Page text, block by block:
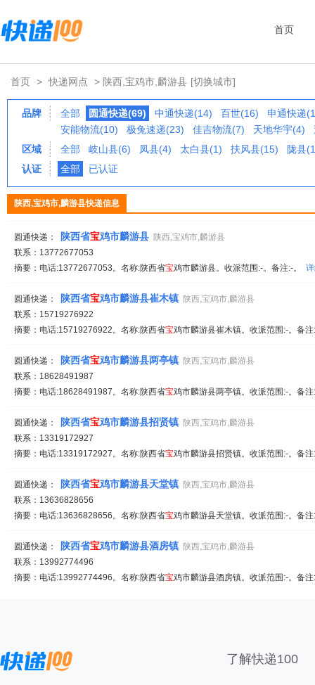
首页
首页 > 快递网点 > 陕西,宝鸡市,麟游县 [切换城市]
品牌 全部 圆通快递(69) 中通快递(14) 百世(16)
申通快递
安能物流(10)
极兔速递(23) 佳吉物流(7) 天地华宇(4)
区域
全部 岐山县(6) 凤县(4) 太白县(1) 扶风县(15)
陇县
认证
全部 已认证
陕西,宝鸡市,麟游县快递信息
圆通快递： 陕西省宝鸡市麟游县 陕西,宝鸡市,麟游县
联系：13772677053
摘要：电话:13772677053。名称:陕西省宝鸡市麟游县。收派范围:-。备注:-。
圆通快递： 陕西省宝鸡市麟游县崔木镇 陕西,宝鸡市,麟游县
联系：15719276922
摘要：电话:15719276922。名称:陕西省宝鸡市麟游县崔木镇。收派范围:-。备
圆通快递： 陕西省宝鸡市麟游县两亭镇 陕西,宝鸡市,麟游县
联系：18628491987
摘要：电话:18628491987。名称:陕西省宝鸡市麟游县两亭镇。收派范围:-。备
圆通快递： 陕西省宝鸡市麟游县招贤镇 陕西,宝鸡市,麟游县
联系：13319172927
摘要：电话:13319172927。名称:陕西省宝鸡市麟游县招贤镇。收派范围:-。备
圆通快递： 陕西省宝鸡市麟游县天堂镇 陕西,宝鸡市,麟游县
联系：13636828656
摘要：电话:13636828656。名称:陕西省宝鸡市麟游县天堂镇。收派范围:-。备
圆通快递： 陕西省宝鸡市麟游县酒房镇 陕西,宝鸡市,麟游县
联系：13992774496
摘要：电话:13992774496。名称:陕西省宝鸡市麟游县酒房镇。收派范围:-。备
了解快递100